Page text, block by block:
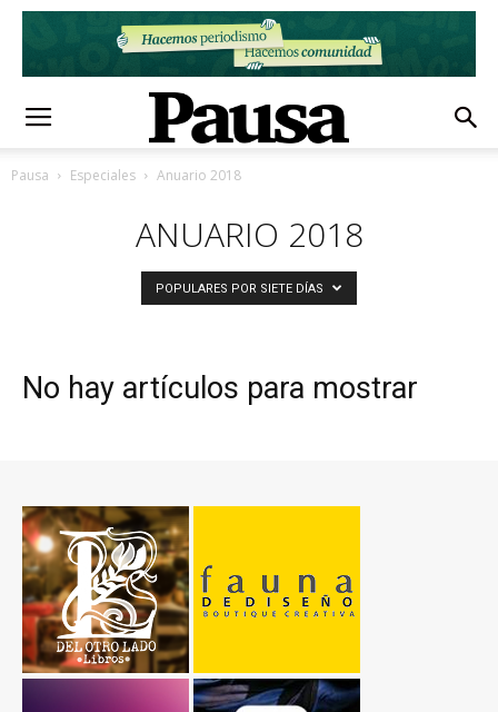
Pausa Especiales Anuario 2018
ANUARIO 2018
POPULARES POR SIETE DÍAS
No hay artículos para mostrar